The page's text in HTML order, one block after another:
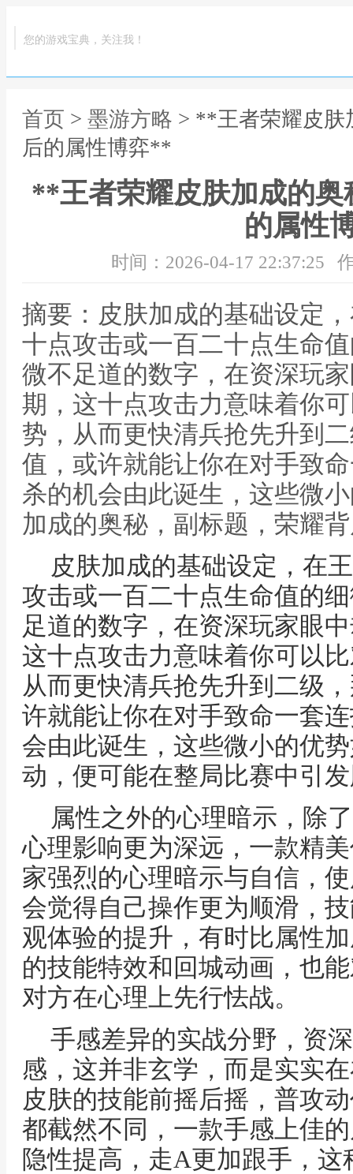
您的游戏宝典，关注我！
首页 > 墨游方略 > **王者荣耀皮肤
后的属性博弈**
**王者荣耀皮肤加成的
的属性
时间：2026-04-17 22:37:25
摘要：皮肤加成的基础设定
十点攻击或一百二十点生命
微不足道的数字，在资深玩
期，这十点攻击力意味着你
势，从而更快清兵抢先升到
值，或许就能让你在对手致
杀的机会由此诞生，这些微
加成的奥秘，副标题，荣耀
皮肤加成的基础设定，在
攻击或一百二十点生命值的
足道的数字，在资深玩家眼
这十点攻击力意味着你可以
从而更快清兵抢先升到二级
许就能让你在对手致命一套
会由此诞生，这些微小的优
动，便可能在整局比赛中引
属性之外的心理暗示，除
心理影响更为深远，一款精
家强烈的心理暗示与自信，
会觉得自己操作更为顺滑，
观体验的提升，有时比属性
的技能特效和回城动画，也
对方在心理上先行怯战。
手感差异的实战分野，资
感，这并非玄学，而是实实
皮肤的技能前摇后摇，普攻
都截然不同，一款手感上佳
隐性提高，走A更加跟手，